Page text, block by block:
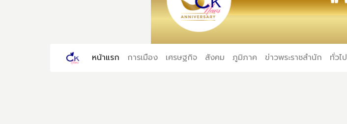
หน้าแรก (current)
การเมือง เศรษฐกิจ สังคม ภูมิภาค ข่าวพระราชสำนัก ทั่วไป